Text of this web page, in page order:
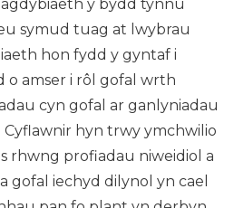
y bydd tynnu
symud tuag at lwybrau
hon fydd y gyntaf i
o amser i rôl gofal wrth
cyn gofal ar ganlyniadau
Cyflawnir hyn trwy ymchwilio
rhwng profiadau niweidiol a
gofal iechyd dilynol yn cael